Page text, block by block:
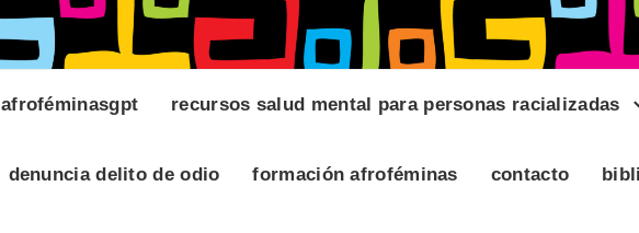
afroféminasgpt recursos salud mental para personas racializadas
denuncia delito de odio formación afroféminas contacto